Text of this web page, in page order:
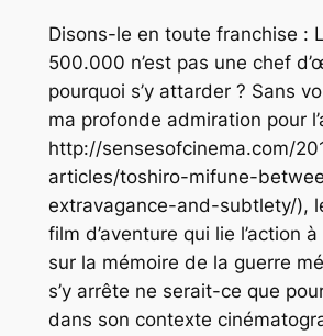
Disons-le en toute franchise :
500.000 n’est pas une chef
pourquoi s’y attarder ? Sans
ma profonde admiration pour
http://sensesofcinema.com/
articles/toshiro-mifune-
extravagance-and-subtlety/),
film d’aventure qui lie l’action
sur la mémoire de la guerre
s’y arrête ne serait-ce que
dans son contexte